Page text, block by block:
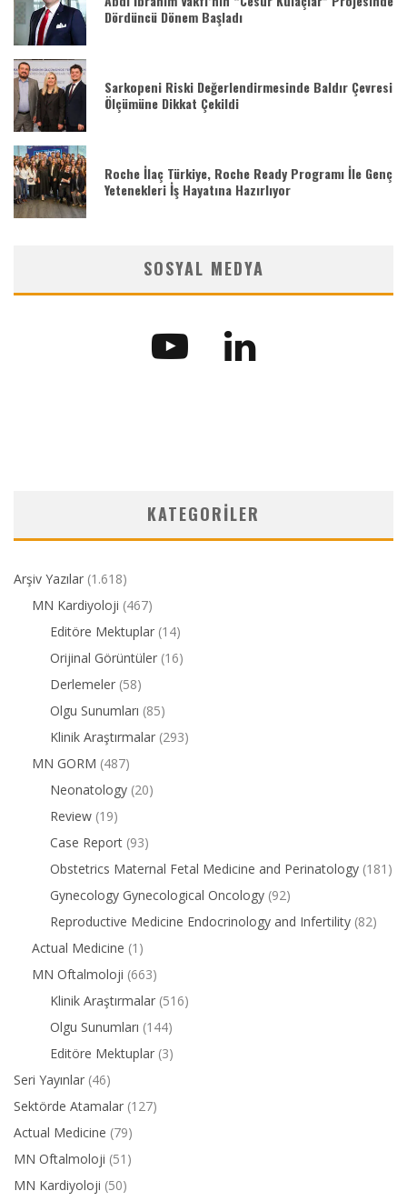
Dördüncü Dönem Başladı
Sarkopeni Riski Değerlendirmesinde Baldır Çevresi
Ölçümüne Dikkat Çekildi
Roche İlaç Türkiye, Roche Ready Programı İle Genç
Yetenekleri İş Hayatına Hazırlıyor
SOSYAL MEDYA
KATEGORILER
Arşiv Yazılar (1.618)
MN Kardiyoloji (467)
Editöre Mektuplar (14)
Orijinal Görüntüler (16)
Derlemeler (58)
Olgu Sunumları (85)
Klinik Araştırmalar (293)
MN GORM (487)
Neonatology (20)
Review (19)
Case Report (93)
Obstetrics Maternal Fetal Medicine and Perinatology (181)
Gynecology Gynecological Oncology (92)
Reproductive Medicine Endocrinology and Infertility (82)
Actual Medicine (1)
MN Oftalmoloji (663)
Klinik Araştırmalar (516)
Olgu Sunumları (144)
Editöre Mektuplar (3)
Seri Yayınlar (46)
Sektörde Atamalar (127)
Actual Medicine (79)
MN Oftalmoloji (51)
MN Kardiyoloji (50)